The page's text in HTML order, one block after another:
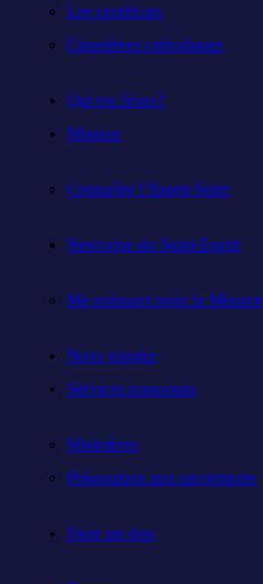
Les certificats
Cimetières catholiques
Qui est Jésus?
Mission
Connaître l’Esprit-Saint
Neuvaine du Saint-Esprit
Me préparer pour la Mission
Nous joindre
Services pastoraux
Ministères
Préparation aux sacrements
Faire un don